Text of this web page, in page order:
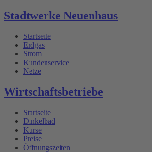
Stadtwerke Neuenhaus
Startseite
Erdgas
Strom
Kundenservice
Netze
Wirtschaftsbetriebe
Startseite
Dinkelbad
Kurse
Preise
Öffnungszeiten